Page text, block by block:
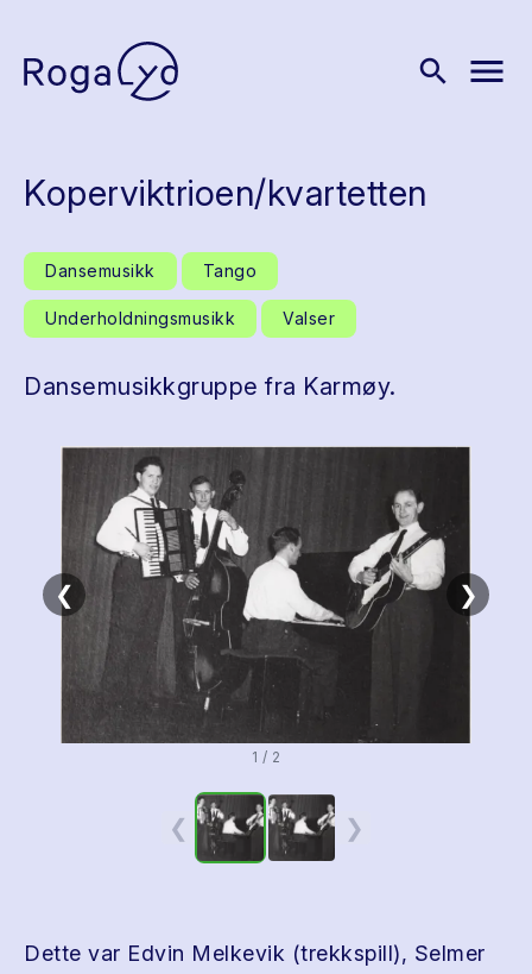
search menu
Koperviktrioen/kvartetten
Dansemusikk Tango
Underholdningsmusikk Valser
Dansemusikkgruppe fra Karmøy.
❮ ❯
1 / 2
❮ ❯
Dette var Edvin Melkevik (trekkspill), Selmer